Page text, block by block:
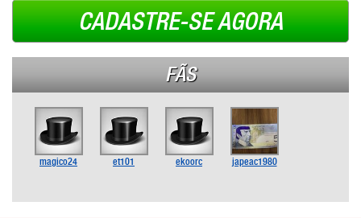
CADASTRE-SE AGORA
FÃS
magico24 et101 ekoorc japeac1980